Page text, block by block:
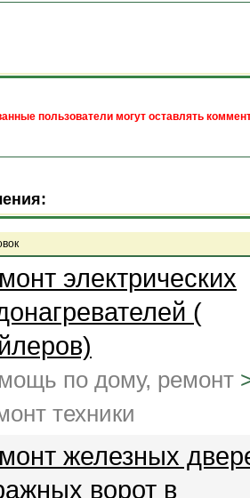
пользователи могут оставлять
электрических
(
по дому, ремонт
техники
железных
ворот в